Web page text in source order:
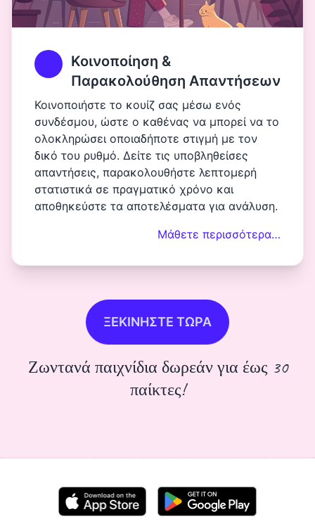
Κοινοποίηση &
Παρακολούθηση Απαντήσεων
Κοινοποιήστε το κουίζ σας μέσω ενός
συνδέσμου, ώστε ο καθένας να μπορεί να το
ολοκληρώσει οποιαδήποτε στιγμή με τον
δικό του ρυθμό. Δείτε τις υποβληθείσες
απαντήσεις, παρακολουθήστε λεπτομερή
στατιστικά σε πραγματικό χρόνο και
αποθηκεύστε τα αποτελέσματα για ανάλυση.
Μάθετε περισσότερα…
ΞΕΚΙΝΗΣΤΕ ΤΩΡΑ
Ζωντανά παιχνίδια δωρεάν για έως 30
παίκτες!